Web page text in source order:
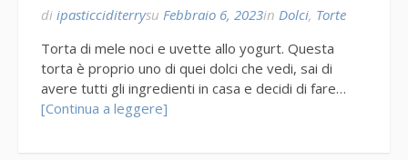
di ipasticciditerrysu Febbraio 6, 2023in Dolci, Torte
Torta di mele noci e uvette allo yogurt. Questa
torta è proprio uno di quei dolci che vedi, sai di
avere tutti gli ingredienti in casa e decidi di fare…
[Continua a leggere]